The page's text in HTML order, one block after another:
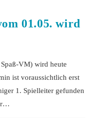
01.05. wird
VM) wird heute
ist voraussichtlich erst
1. Spielleiter gefunden